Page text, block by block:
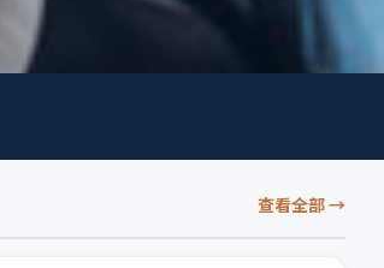
查看全部→